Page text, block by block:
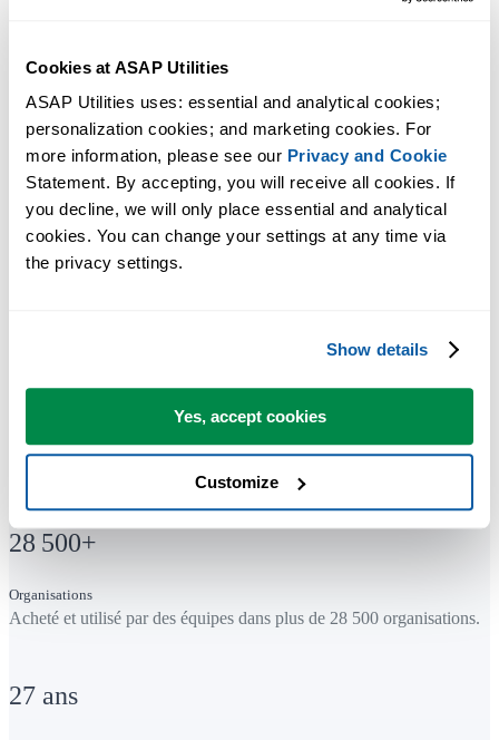
Cookies at ASAP Utilities
ASAP Utilities uses: essential and analytical cookies;
personalization cookies; and marketing cookies. For
more information, please see our Privacy and Cookie
Statement. By accepting, you will receive all cookies. If
you decline, we will only place essential and analytical
cookies. You can change your settings at any time via
the privacy settings.
Show details
Yes, accept cookies
Customize
Des résultats fiables et prévisibles
Utilisez des outils qui fournissent des résultats fiables à chaque fois,
28 500+
Organisations
Acheté et utilisé par des équipes dans plus de 28 500 organisations.
27 ans